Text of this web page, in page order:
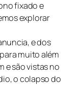
fixado e
explorar
e dos
muito além
e são vistas no
o colapso do